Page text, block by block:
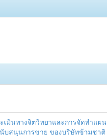
มินทางจิตวิทยาและการจัดทำแผน
บสนุนการขาย ของบริษัทข้ามชาติ